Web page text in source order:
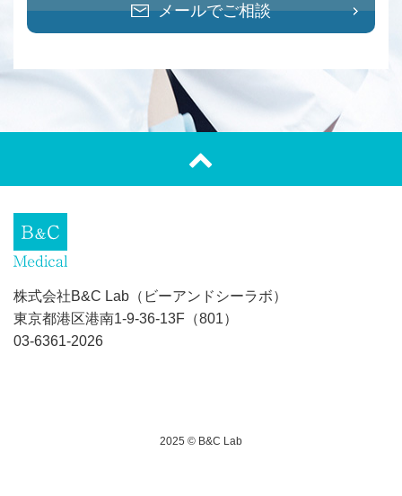
メールでご相談
株式会社B&C Lab（ビーアンドシーラボ）
東京都港区港南1-9-36-13F（801）
03-6361-2026
2025 © B&C Lab